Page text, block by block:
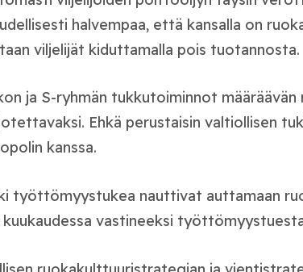
halvempaa, että kansalla on
viljelijät kiduttamalla pois tuotannosta.
ja S-ryhmän tukkutoiminnot määräävän
Ehkä perustaisin valtiollisen
kanssa.
työttömyystukea nauttivat auttamaan
vastineeksi